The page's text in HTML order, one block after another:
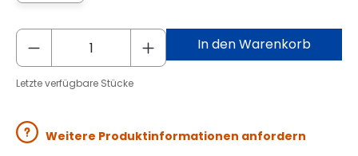
In den Warenkorb
Letzte verfügbare Stücke
Weitere Produktinformationen anfordern